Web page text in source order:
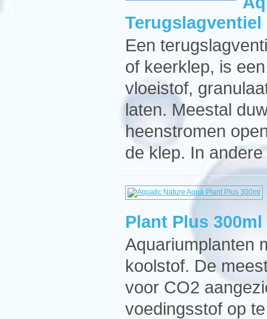
Terugslagventiel
Een
of keerklep, is
vloeistof,
laten. Meestal
heenstromen
de klep. In
Plant Plus 300ml
Aquariumplanten
koolstof. De
voor CO2
voedingsstof op